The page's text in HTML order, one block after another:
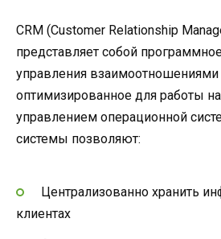
CRM (Customer Relationship
представляет собой
управления взаимоотношениями
оптимизированное для работы
управлением операционной
системы позволяют:
Централизованно хранить
клиентах